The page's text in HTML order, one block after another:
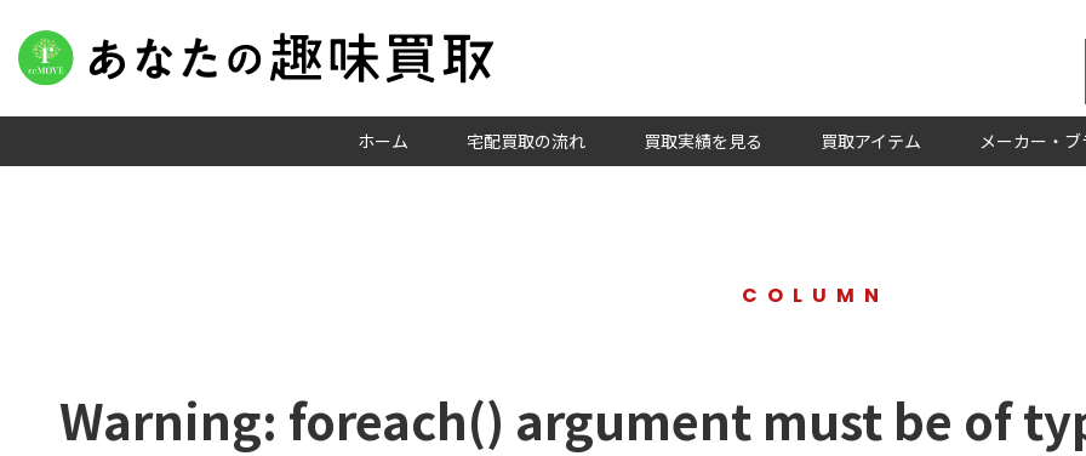
ホーム 宅配買取の流れ 買取実績を見る 買取アイテム メーカー・
COLUMN
Warning: foreach() argument must be of